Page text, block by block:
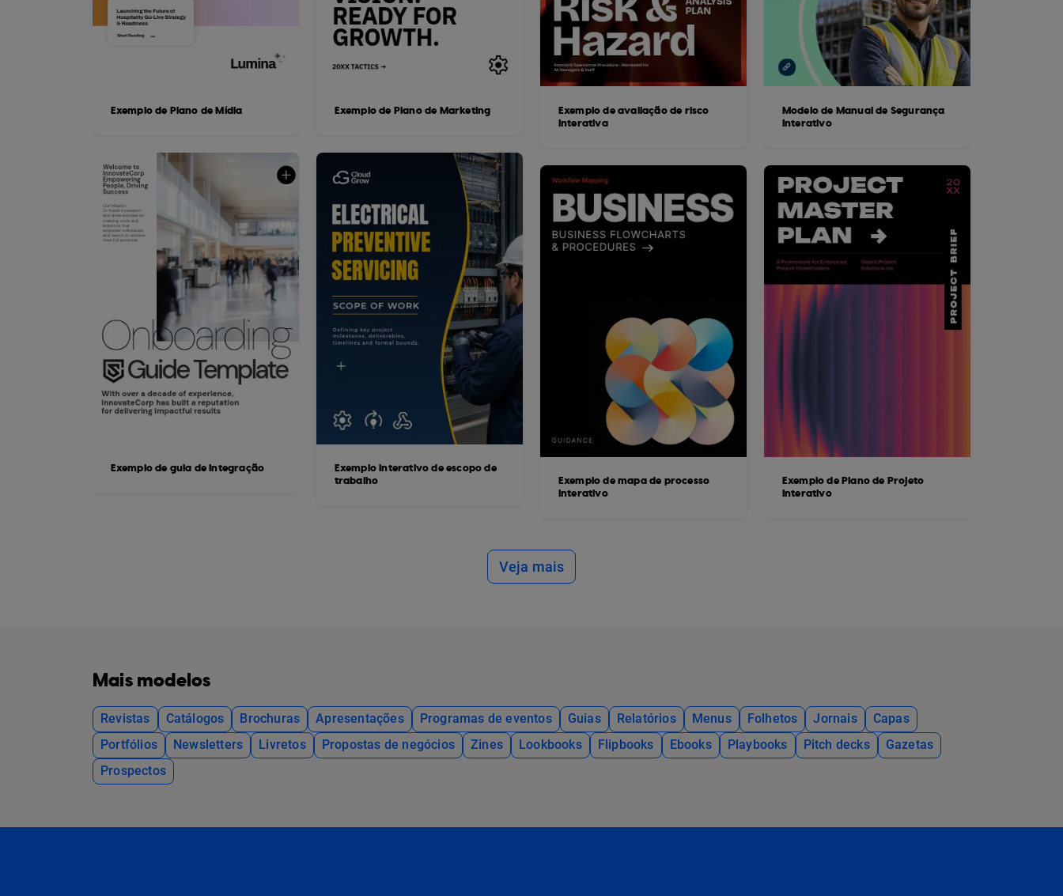
Exemplo de Plano de Mídia
Exemplo de guia de integração
Exemplo de Plano de Marketing
Exemplo interativo de escopo de
trabalho
Exemplo de avaliação de risco
interativa
Exemplo de mapa de processo
interativo
Modelo de Manual de Segurança
Interativo
Exemplo de Plano de Projeto
Interativo
Veja mais
Mais modelos
Revistas Catálogos Brochuras Apresentações Programas de eventos Guias Relatórios Menus Folhetos Jornais
Capas
Portfólios
Newsletters Livretos Propostas de negócios Zines Lookbooks Flipbooks Ebooks Playbooks Pitch decks
Gazetas
Prospectos